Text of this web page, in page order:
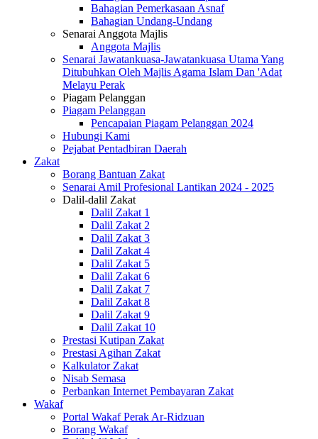
Bahagian Pemerkasaan Asnaf
Bahagian Undang-Undang
Senarai Anggota Majlis
Anggota Majlis
Senarai Jawatankuasa-Jawatankuasa Utama Yang
Ditubuhkan Oleh Majlis Agama Islam Dan 'Adat
Melayu Perak
Piagam Pelanggan
Piagam Pelanggan
Pencapaian Piagam Pelanggan 2024
Hubungi Kami
Pejabat Pentadbiran Daerah
Zakat
Borang Bantuan Zakat
Senarai Amil Profesional Lantikan 2024 - 2025
Dalil-dalil Zakat
Dalil Zakat 1
Dalil Zakat 2
Dalil Zakat 3
Dalil Zakat 4
Dalil Zakat 5
Dalil Zakat 6
Dalil Zakat 7
Dalil Zakat 8
Dalil Zakat 9
Dalil Zakat 10
Prestasi Kutipan Zakat
Prestasi Agihan Zakat
Kalkulator Zakat
Nisab Semasa
Perbankan Internet Pembayaran Zakat
Wakaf
Portal Wakaf Perak Ar-Ridzuan
Borang Wakaf